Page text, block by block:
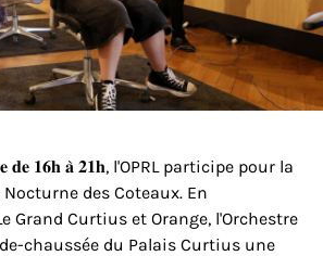
𝐝𝐞 𝟏𝟔𝐡 𝐚̀ 𝟐𝟏𝐡, l'OPRL participe pour la
des Coteaux. En
Grand Curtius et Orange, l'Orchestre
chaussée du Palais Curtius une